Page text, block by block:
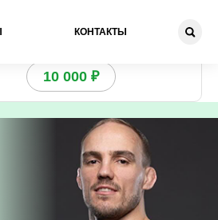
КОНТАКТЫ
Получи бонус
10 000 ₽